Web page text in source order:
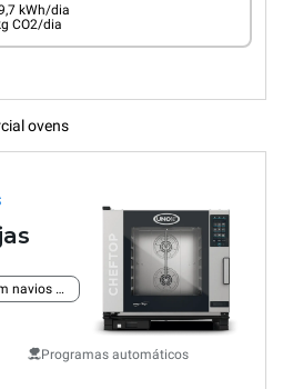
kWh/dia
CO2/dia
ovens
Adequado para instalação em navios e plataformas
Programas automáticos